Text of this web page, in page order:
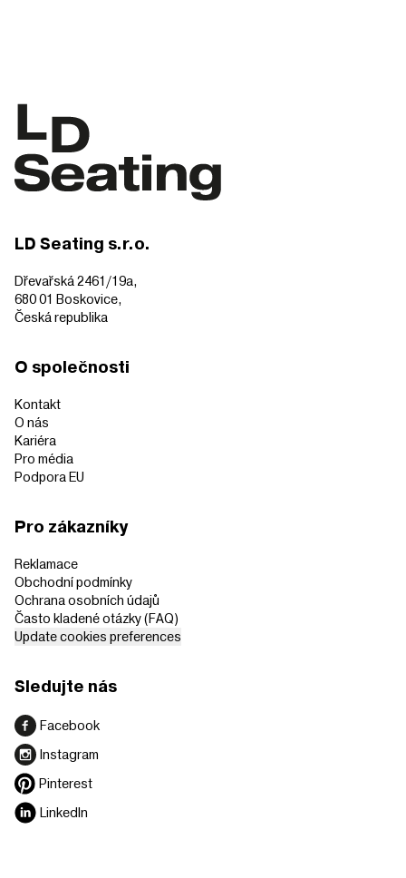
LD Seating s.r.o.
Dřevařská 2461/19a,
680 01 Boskovice,
Česká republika
O společnosti
Kontakt
O nás
Kariéra
Pro média
Podpora EU
Pro zákazníky
Reklamace
Obchodní podmínky
Ochrana osobních údajů
Často kladené otázky (FAQ)
Update cookies preferences
Sledujte nás
Facebook
Instagram
Pinterest
LinkedIn